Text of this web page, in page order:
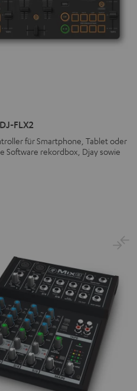
FLX2
für Smartphone, Tablet oder
Software rekordbox, Djay sowie